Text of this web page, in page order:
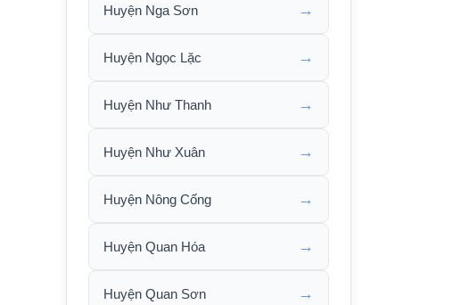
Huyện Nga Sơn →
Huyện Ngọc Lặc →
Huyện Như Thanh →
Huyện Như Xuân →
Huyện Nông Cống →
Huyện Quan Hóa →
Huyện Quan Sơn →